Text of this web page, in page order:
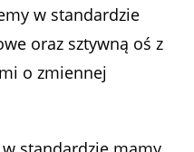
w standardzie
oraz sztywną oś z
o zmiennej